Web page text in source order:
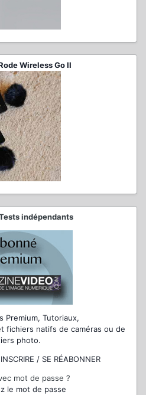
Wireless Go II
indépendants
Premium, Tutoriaux,
fichiers natifs de caméras ou de
photo.
/ SE RÉABONNER
mot de passe ?
le mot de passe